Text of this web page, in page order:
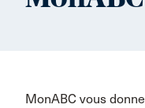
MonABC vous